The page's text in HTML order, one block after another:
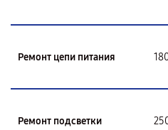
Ремонт цепи питания
Ремонт подсветки